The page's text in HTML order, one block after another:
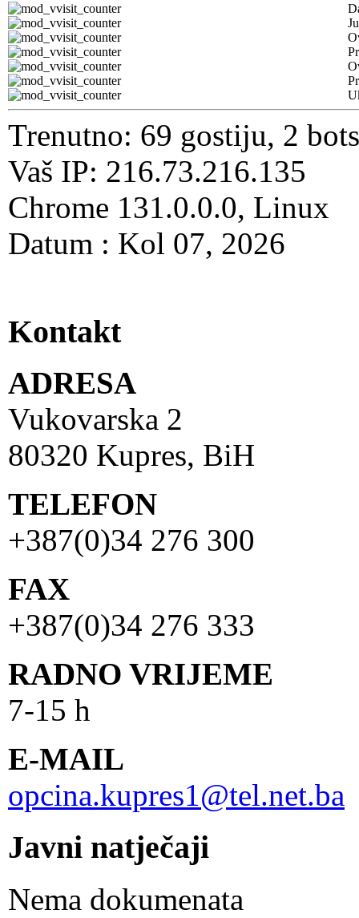
Trenutno: 69 gostiju, 2
Vaš IP: 216.73.216.135
Chrome 131.0.0.0, Linux
Datum : Kol 07, 2026
Kontakt
ADRESA
Vukovarska 2
80320 Kupres, BiH
TELEFON
+387(0)34 276 300
FAX
+387(0)34 276 333
RADNO VRIJEME
7-15 h
E-MAIL
opcina.kupres1@tel.net.ba
Javni natječaji
Nema dokumenata